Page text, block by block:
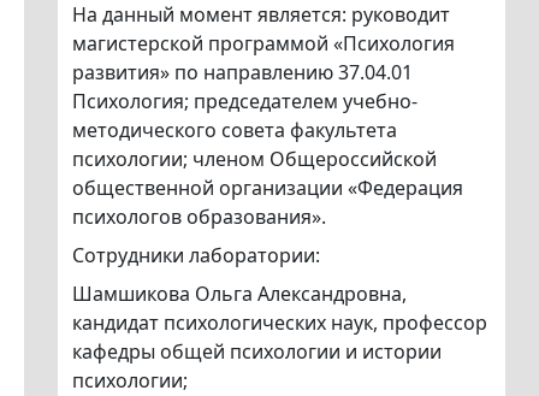
На данный момент является: руководит
магистерской программой «Психология
развития» по направлению 37.04.01
Психология; председателем учебно-
методического совета факультета
психологии; членом Общероссийской
общественной организации «Федерация
психологов образования».
Сотрудники лаборатории:
Шамшикова Ольга Александровна,
кандидат психологических наук, профессор
кафедры общей психологии и истории
психологии;